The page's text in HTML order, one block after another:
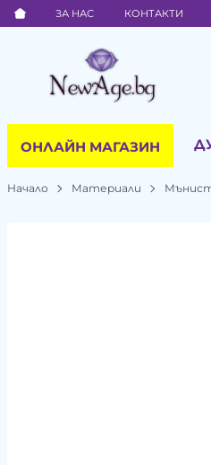
ЗА НАС КОНТАКТИ
ОНЛАЙН МАГАЗИН
Начало Материали